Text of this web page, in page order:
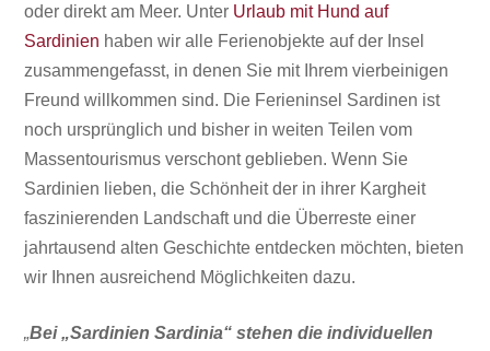
oder direkt am Meer. Unter Urlaub mit Hund auf
Sardinien haben wir alle Ferienobjekte auf der Insel
zusammengefasst, in denen Sie mit Ihrem vierbeinigen
Freund willkommen sind. Die Ferieninsel Sardinen ist
noch ursprünglich und bisher in weiten Teilen vom
Massentourismusverschont geblieben. Wenn Sie
Sardinien lieben, die Schönheit der in ihrer Kargheit
faszinierenden Landschaft und die Überreste einer
jahrtausend alten Geschichte entdecken möchten, bieten
wir Ihnen ausreichend Möglichkeiten dazu.
„Bei „Sardinien Sardinia“ stehen die individuellen